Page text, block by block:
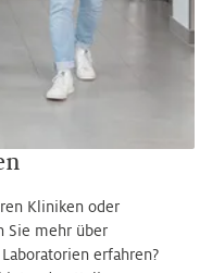
Kliniken oder
Sie mehr über
erfahren?